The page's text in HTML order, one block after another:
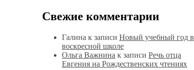
Свежие комментарии
Галина к записи Новый учебный год в
воскресной школе
Ольга Важнина к записи Речь отца
Евгения на Рождественских чтениях